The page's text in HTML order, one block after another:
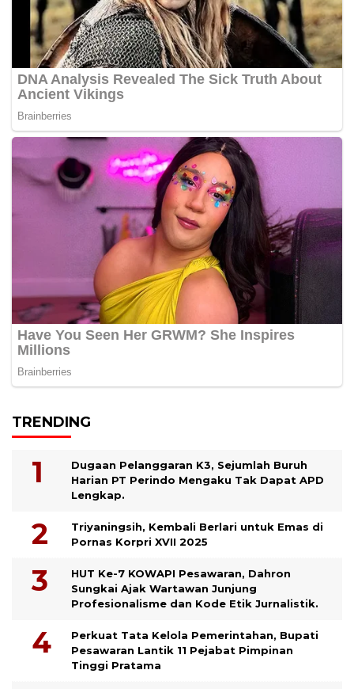
TRENDING
Dugaan Pelanggaran K3, Sejumlah Buruh
Harian PT Perindo Mengaku Tak Dapat APD
Lengkap.
Triyaningsih, Kembali Berlari untuk Emas di
Pornas Korpri XVII 2025
HUT Ke-7 KOWAPI Pesawaran, Dahron
Sungkai Ajak Wartawan Junjung
Profesionalisme dan Kode Etik Jurnalistik.
Perkuat Tata Kelola Pemerintahan, Bupati
Pesawaran Lantik 11 Pejabat Pimpinan
Tinggi Pratama